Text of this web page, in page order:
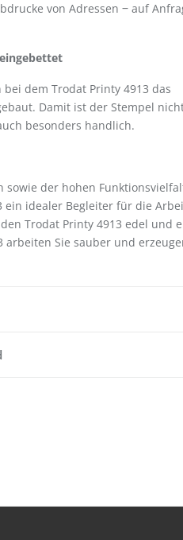
von Adressen ‒ auf
dem Trodat Printy 4913 das
Damit ist der Stempel
besonders handlich.
sowie der hohen
ein idealer Begleiter für die
Trodat Printy 4913 edel und
arbeiten Sie sauber und